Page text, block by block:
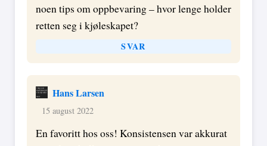
noen tips om oppbevaring – hvor lenge holder
retten seg i kjøleskapet?
SVAR
Hans Larsen
15 august 2022
En favoritt hos oss! Konsistensen var akkurat